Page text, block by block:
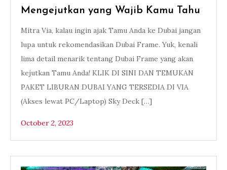
Mengejutkan yang Wajib Kamu Tahu
Mitra Via, kalau ingin ajak Tamu Anda ke Dubai jangan
lupa untuk rekomendasikan Dubai Frame. Yuk, kenali
lima detail menarik tentang Dubai Frame yang akan
kejutkan Tamu Anda! KLIK DI SINI DAN TEMUKAN
PAKET LIBURAN DUBAI YANG TERSEDIA DI VIA
(Akses lewat PC/Laptop) Sky Deck […]
October 2, 2023